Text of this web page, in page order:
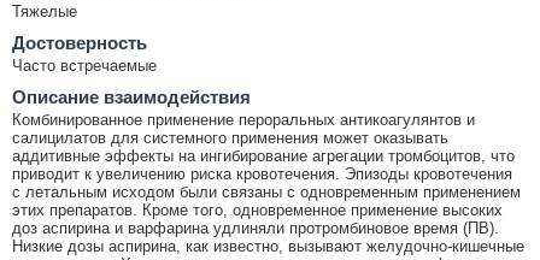
Тяжелые
Достоверность
Часто встречаемые
Описание взаимодействия
Комбинированное применение пероральных антикоагулянтов и
салицилатов для системного применения может оказывать
аддитивные эффекты на ингибирование агрегации тромбоцитов, что
приводит к увеличению риска кровотечения. Эпизоды кровотечения
с летальным исходом были связаны с одновременным применением
этих препаратов. Кроме того, одновременное применение высоких
доз аспирина и варфарина удлиняли протромбиновое время (ПВ).
Низкие дозы аспирина, как известно, вызывают желудочно-кишечные